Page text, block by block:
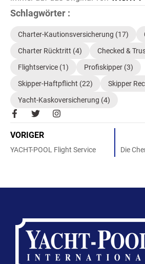
Schlagwörter :
Charter-Kautionsversicherung (17)
Charter Rücktritt (4) Checked &
Flightservice (1) Profiskipper (3)
Skipper-Haftpflicht (22) Skipper
Yacht-Kaskoversicherung (4)
F
a
c
e
b
o
f
T
w
i
t
t
e
I
n
a
g
VORIGER
YACHT-POOL Flight Service